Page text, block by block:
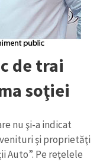
de trai
soţiei
nu şi-a indicat
şi proprietăţi
Auto”. Pe reţelele